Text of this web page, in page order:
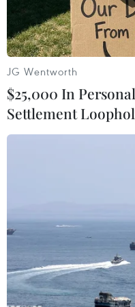
Lao động làm thủ tục
Bộ Lao động-
hành các quyết
JG Wentworth
$25,000 In
Settlement